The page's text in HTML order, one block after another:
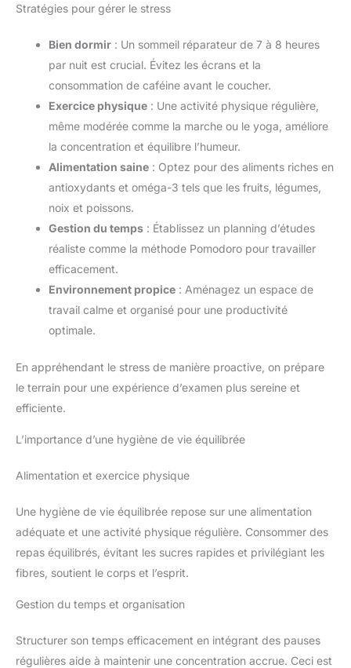
Stratégies pour gérer le stress
Bien dormir : Un sommeil réparateur de 7 à 8 heures
par nuit est crucial. Évitez les écrans et la
consommation de caféine avant le coucher.
Exercice physique : Une activité physique régulière,
même modérée comme la marche ou le yoga, améliore
la concentration et équilibre l’humeur.
Alimentation saine : Optez pour des aliments riches en
antioxydants et oméga-3 tels que les fruits, légumes,
noix et poissons.
Gestion du temps : Établissez un planning d’études
réaliste comme la méthode Pomodoro pour travailler
efficacement.
Environnement propice : Aménagez un espace de
travail calme et organisé pour une productivité
optimale.
En appréhendant le stress de manière proactive, on prépare
le terrain pour une expérience d’examen plus sereine et
efficiente.
L’importance d’une hygiène de vie équilibrée
Alimentation et exercice physique
Une hygiène de vie équilibrée repose sur une alimentation
adéquate et une activité physique régulière. Consommer des
repas équilibrés, évitant les sucres rapides et privilégiant les
fibres, soutient le corps et l’esprit.
Gestion du temps et organisation
Structurer son temps efficacement en intégrant des pauses
régulières aide à maintenir une concentration accrue. Ceci est